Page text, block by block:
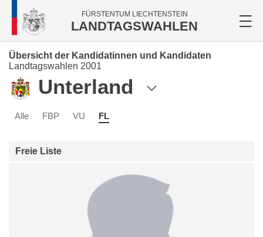
FÜRSTENTUM LIECHTENSTEIN
LANDTAGSWAHLEN
Übersicht der Kandidatinnen und Kandidaten
Landtagswahlen 2001
Unterland
Alle FBP VU FL
Freie Liste